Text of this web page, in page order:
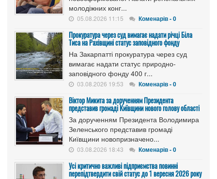
молодіжних конг...
05.08.2026 11:15 Коменарів - 0
Прокуратура через суд вимагає надати річці Біла
Тиса на Рахівщині статус заповідного фонду
На Закарпатті прокуратура через суд
вимагає надати статус природно-
заповідного фонду 400 г...
03.08.2026 19:53 Коменарів - 0
Віктор Микита за дорученням Президента
представив громаді Київщини нового голову області
За дорученням Президента Володимира
Зеленського представив громаді
Київщини новопризначено...
03.08.2026 18:43 Коменарів - 0
Усі критично важливі підприємства повинні
перепідтвердити свій статус до 1 вересня 2026 року